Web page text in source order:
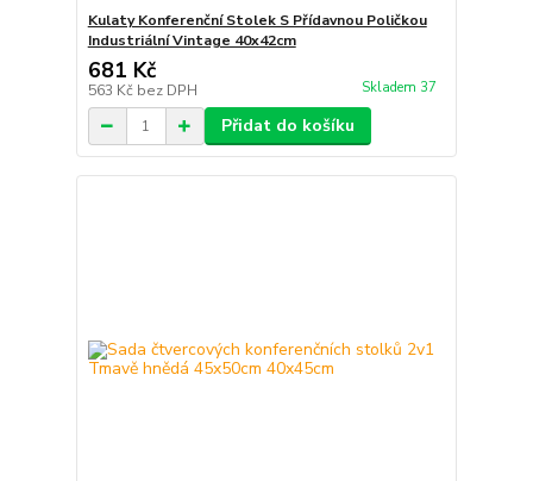
Kulaty Konferenční Stolek S Přídavnou Poličkou
Industriální Vintage 40x42cm
681 Kč
563 Kč bez DPH Skladem 37
Přidat do košíku